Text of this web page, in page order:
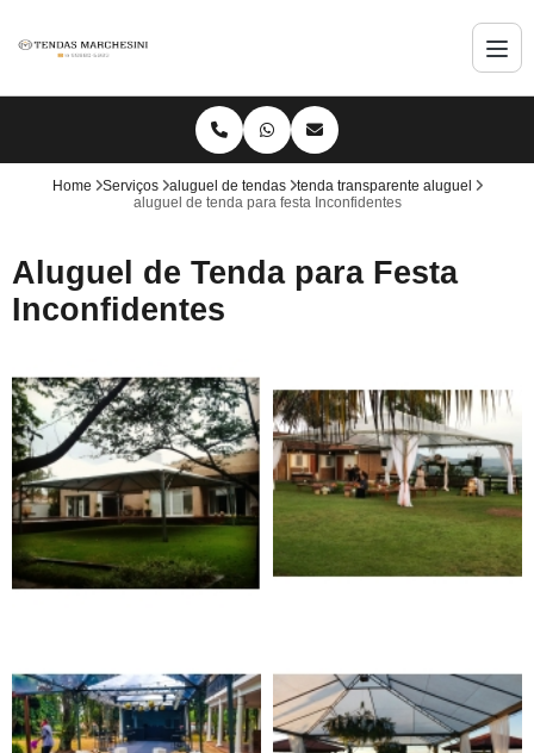
Home Serviços aluguel de tendas
tenda transparente aluguel
aluguel de tenda para festa Inconfidentes
Aluguel de Tenda para Festa
Inconfidentes